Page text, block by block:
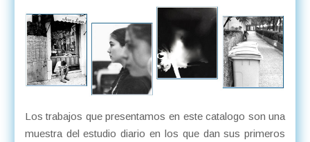
Los trabajos que presentamos en este catalogo son una
muestra del estudio diario en los que dan sus primeros